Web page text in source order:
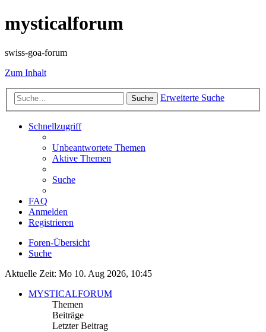
mysticalforum
swiss-goa-forum
Zum Inhalt
Suche Erweiterte Suche
Schnellzugriff
Unbeantwortete Themen
Aktive Themen
Suche
FAQ
Anmelden
Registrieren
Foren-Übersicht
Suche
Aktuelle Zeit: Mo 10. Aug 2026, 10:45
MYSTICALFORUM
Themen
Beiträge
Letzter Beitrag